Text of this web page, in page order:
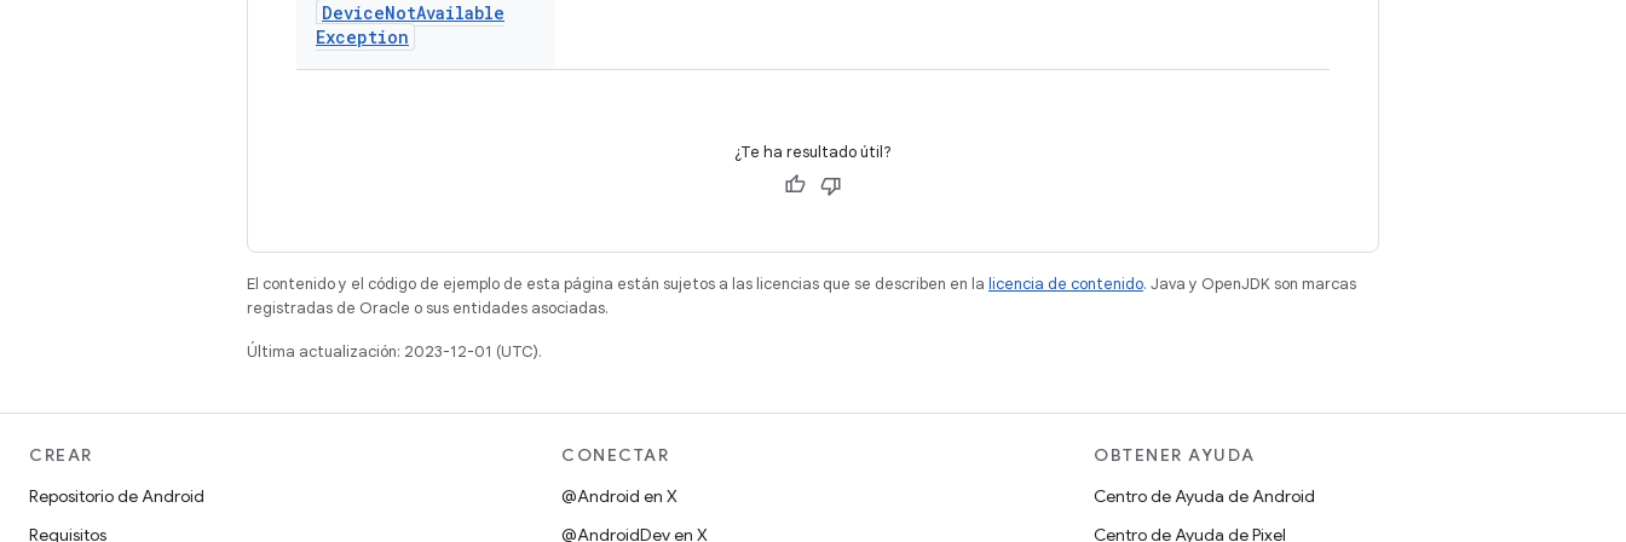
DeviceNotAvailable
Exception
¿Te ha resultado útil?
El contenido y el código de ejemplo de esta página están sujetos a las licencias que se describen en la licencia de contenido. Java y OpenJDK son marcas
registradas de Oracle o sus entidades asociadas.
Última actualización: 2023-12-01 (UTC).
CREAR
Repositorio de Android
Requisitos
CONECTAR
@Android en X
@AndroidDev en X
OBTENER AYUDA
Centro de Ayuda de Android
Centro de Ayuda de Pixel